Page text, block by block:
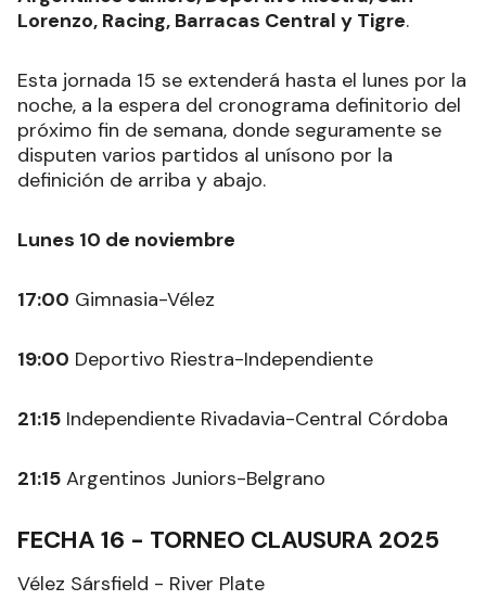
Lorenzo, Racing, Barracas Central y Tigre.
Esta jornada 15 se extenderá hasta el lunes por la
noche, a la espera del cronograma definitorio del
próximo fin de semana, donde seguramente se
disputen varios partidos al unísono por la
definición de arriba y abajo.
Lunes 10 de noviembre
17:00 Gimnasia-Vélez
19:00 Deportivo Riestra-Independiente
21:15 Independiente Rivadavia-Central Córdoba
21:15 Argentinos Juniors-Belgrano
FECHA 16 - TORNEO CLAUSURA 2025
Vélez Sársfield - River Plate